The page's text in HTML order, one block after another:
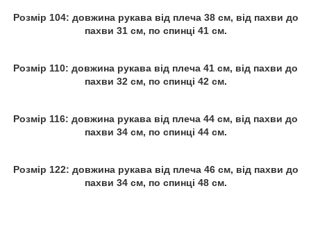
Розмір 104: довжина рукава від плеча 38 см, від пахви до
пахви 31 см, по спинці 41 см.
Розмір 110: довжина рукава від плеча 41 см, від пахви до
пахви 32 см, по спинці 42 см.
Розмір 116: довжина рукава від плеча 44 см, від пахви до
пахви 34 см, по спинці 44 см.
Розмір 122: довжина рукава від плеча 46 см, від пахви до
пахви 34 см, по спинці 48 см.